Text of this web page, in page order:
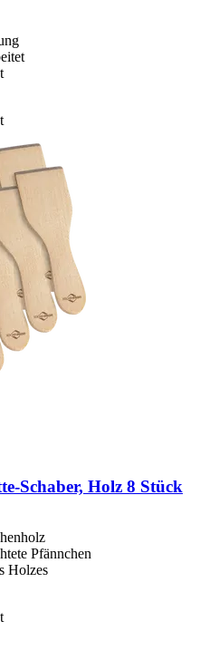
​Schaber, Holz 8 Stück
Pfännchen
Holzes